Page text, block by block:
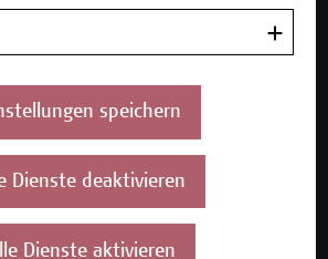
speichern
Dienste deaktivieren
Dienste aktivieren